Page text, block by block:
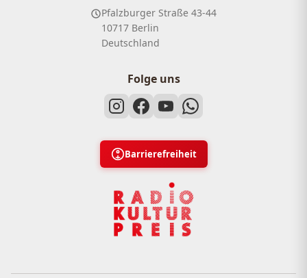
Pfalzburger Straße 43-44
10717 Berlin
Deutschland
Folge uns
Barrierefreiheit